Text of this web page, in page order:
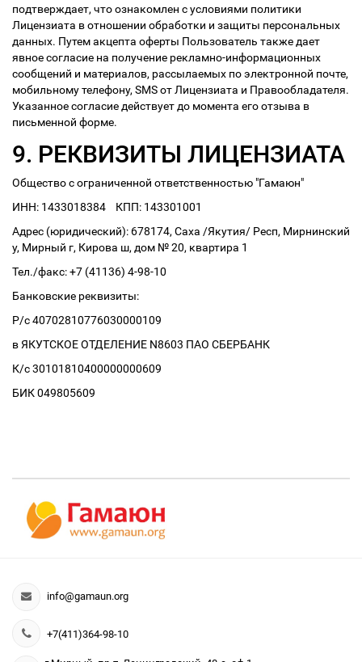
подтверждает, что ознакомлен с условиями политики
Лицензиата в отношении обработки и защиты персональных
данных. Путем акцепта оферты Пользователь также дает
явное согласие на получение рекламно-информационных
сообщений и материалов, рассылаемых по электронной почте,
мобильному телефону, SMS от Лицензиата и Правообладателя.
Указанное согласие действует до момента его отзыва в
письменной форме.
9. РЕКВИЗИТЫ ЛИЦЕНЗИАТА
Общество с ограниченной ответственностью "Гамаюн"
ИНН: 1433018384 КПП: 143301001
Адрес (юридический): 678174, Саха /Якутия/ Респ, Мирнинский
у, Мирный г, Кирова ш, дом № 20, квартира 1
Тел./факс: +7 (41136) 4-98-10
Банковские реквизиты:
Р/с 40702810776030000109
в ЯКУТСКОЕ ОТДЕЛЕНИЕ N8603 ПАО СБЕРБАНК
К/с 30101810400000000609
БИК 049805609
info@gamaun.org
+7(411)364-98-10